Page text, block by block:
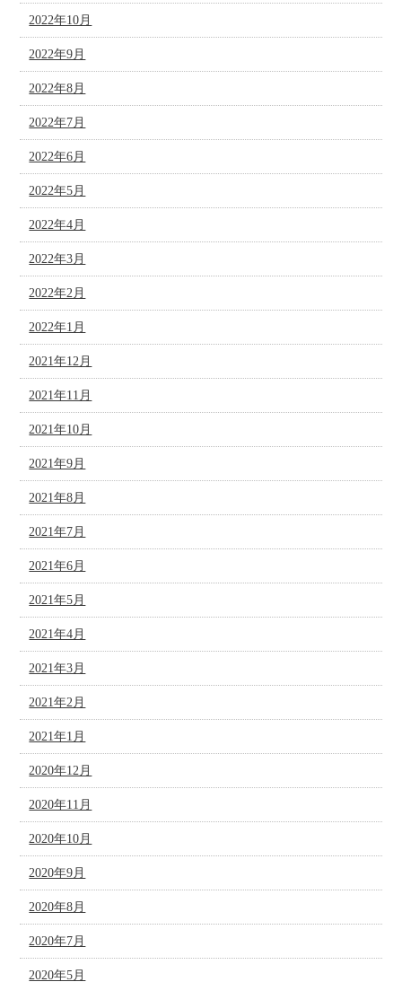
2022年10月
2022年9月
2022年8月
2022年7月
2022年6月
2022年5月
2022年4月
2022年3月
2022年2月
2022年1月
2021年12月
2021年11月
2021年10月
2021年9月
2021年8月
2021年7月
2021年6月
2021年5月
2021年4月
2021年3月
2021年2月
2021年1月
2020年12月
2020年11月
2020年10月
2020年9月
2020年8月
2020年7月
2020年5月